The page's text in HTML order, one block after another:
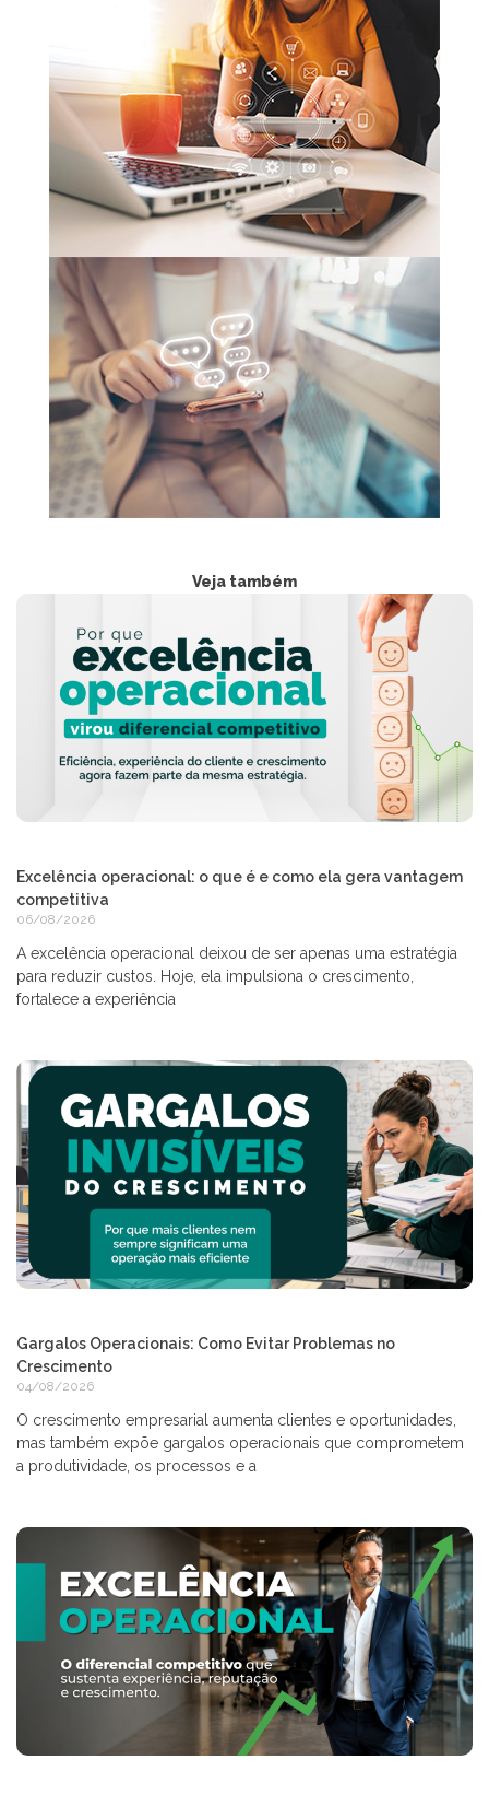
Veja também
Excelência operacional: o que é e como ela gera vantagem
competitiva
06/08/2026
A excelência operacional deixou de ser apenas uma estratégia
para reduzir custos. Hoje, ela impulsiona o crescimento,
fortalece a experiência
Gargalos Operacionais: Como Evitar Problemas no
Crescimento
04/08/2026
O crescimento empresarial aumenta clientes e oportunidades,
mas também expõe gargalos operacionais que comprometem
a produtividade, os processos e a